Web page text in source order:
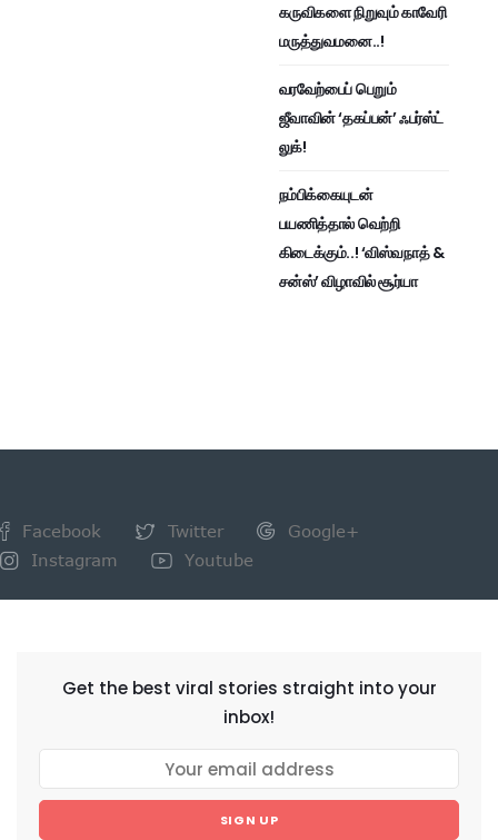
கருவிகளை நிறுவும் காவேரி
மருத்துவமனை..!
வரவேற்பைப் பெறும்
ஜீவாவின் ‘தகப்பன்’ ஃபர்ஸ்ட்
லுக்!
நம்பிக்கையுடன்
பயணித்தால் வெற்றி
கிடைக்கும்..! ‘விஸ்வநாத் &
சன்ஸ்’ விழாவில் சூர்யா
Facebook Twitter
Google+
Instagram
Youtube
Get the best viral stories straight into your
inbox!
SIGN UP